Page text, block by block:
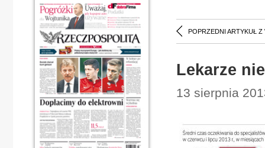
POPRZEDNI ARTYKUŁ Z
Lekarze
13 sierpnia